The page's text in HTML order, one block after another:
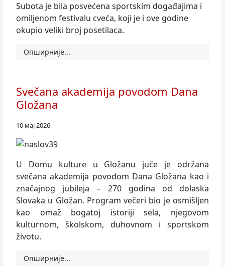
Subota je bila posvećena sportskim događajima i
omiljenom festivalu cveća, koji je i ove godine
okupio veliki broj posetilaca.
Опширније...
Svečana akademija povodom Dana
Gložana
10 мај 2026
U Domu kulture u Gložanu juče je održana
svečana akademija povodom Dana Gložana kao i
značajnog jubileja – 270 godina od dolaska
Slovaka u Gložan. Program večeri bio je osmišljen
kao omaž bogatoj istoriji sela, njegovom
kulturnom, školskom, duhovnom i sportskom
životu.
Опширније...